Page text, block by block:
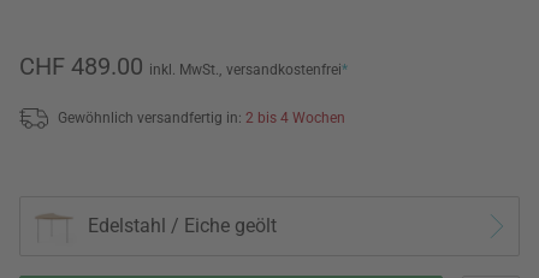
CHF 489.00 inkl. MwSt., versandkostenfrei*
Gewöhnlich versandfertig in: 2 bis 4 Wochen
Edelstahl / Eiche geölt